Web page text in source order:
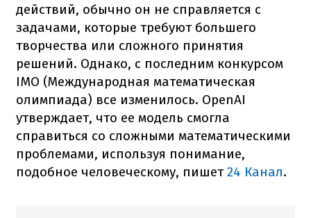
действий, обычно он не справляется с
задачами, которые требуют большего
творчества или сложного принятия
решений. Однако, с последним конкурсом
IMO (Международная математическая
олимпиада) все изменилось. OpenAI
утверждает, что ее модель смогла
справиться со сложными математическими
проблемами, используя понимание,
подобное человеческому, пишет24 Канал.